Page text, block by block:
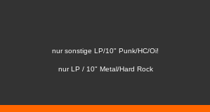
nur sonstige LP/10" Punk/HC/Oi!
nur LP / 10" Metal/Hard Rock